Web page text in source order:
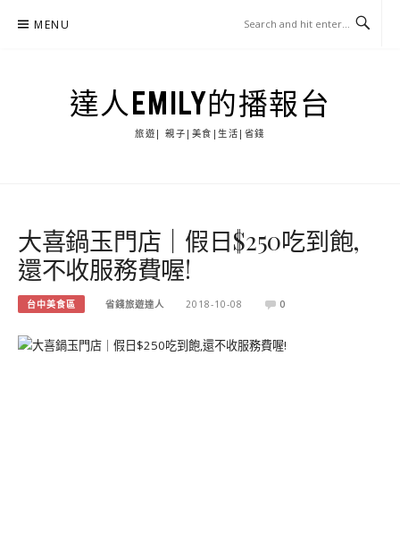
MENU
達人EMILY的播報台
旅遊| 親子|美食|生活|省錢
大喜鍋玉門店｜假日$250吃到飽,
還不收服務費喔!
台中美食區 省錢旅遊達人 2018-10-08 0